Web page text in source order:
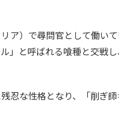
ア）で尋問官として働い
」と呼ばれる喰種と交戦
忍な性格となり、「削ぎ